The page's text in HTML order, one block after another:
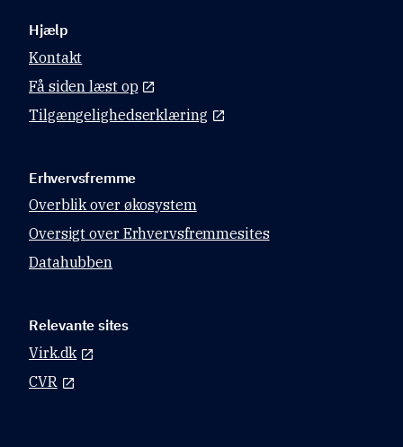
Hjælp
Kontakt
Få siden læst op
Tilgængelighedserklæring
Erhvervsfremme
Overblik over økosystem
Oversigt over Erhvervsfremmesites
Datahubben
Relevante sites
Virk.dk
CVR